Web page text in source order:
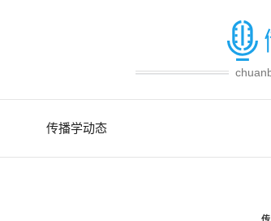
传播学动态